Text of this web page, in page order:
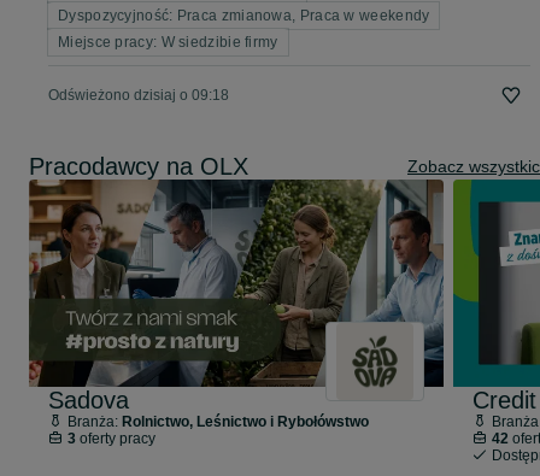
Dyspozycyjność: Praca zmianowa, Praca w weekendy
Miejsce pracy: W siedzibie firmy
Odświeżono dzisiaj o 09:18
Pracodawcy na OLX Zobacz
Sadova
Branża: Rolnictwo, Leśnictwo i Rybołówstwo
3oferty pracy
42